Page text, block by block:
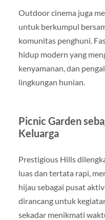
Outdoor cinema juga
untuk berkumpul
komunitas penghuni.
hidup modern yang
kenyamanan, dan
lingkungan hunian.
Picnic Garden
Keluarga
Prestigious Hills
luas dan tertata rapi,
hijau sebagai pusat
dirancang untuk
sekadar menikmati